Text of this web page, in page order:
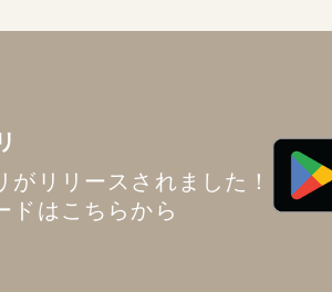
がリリースされました！
ドはこちらから